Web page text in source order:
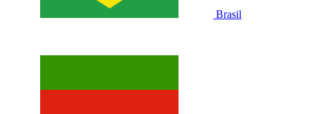
Brasil